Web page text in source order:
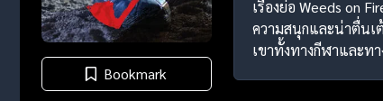
Bookmark
เรื่องย่อ Weeds on
ความสนุกและน่าตื่นเ
เขาทั้งทางกีฬาและท